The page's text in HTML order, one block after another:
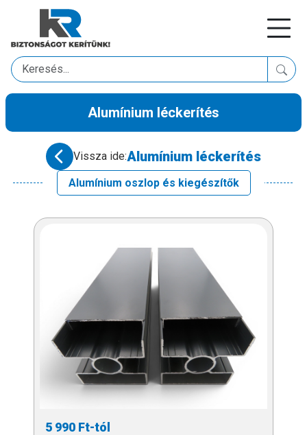
Alumínium léckerítés
Vissza ide:Alumínium léckerítés
Alumínium oszlop és kiegészítők
5 990 Ft-tól